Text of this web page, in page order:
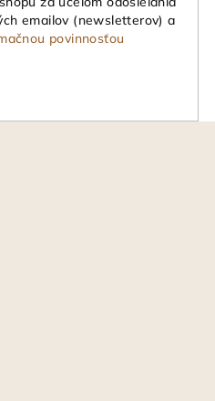
emailov (newsletterov) a
povinnosťou